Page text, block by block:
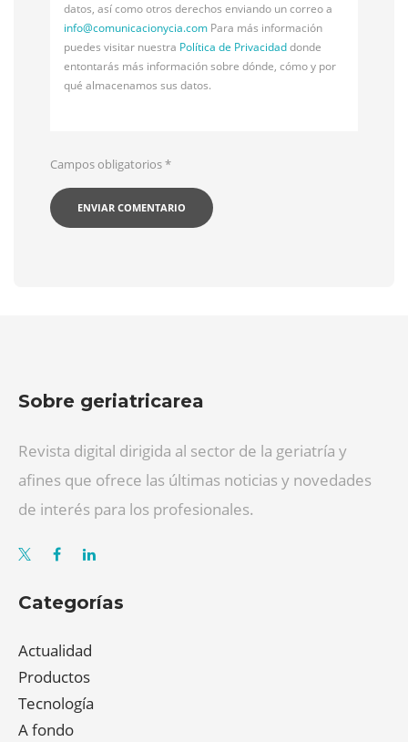
datos, así como otros derechos enviando un correo a
info@comunicacionycia.com Para más información
puedes visitar nuestra Política de Privacidaddonde
entontarás más información sobre dónde, cómo y por
qué almacenamos sus datos.
Campos obligatorios*
Sobre geriatricarea
Revista digital dirigida al sector de la geriatría y
afines que ofrece las últimas noticias y novedades
de interés para los profesionales.
Categorías
Actualidad
Productos
Tecnología
A fondo